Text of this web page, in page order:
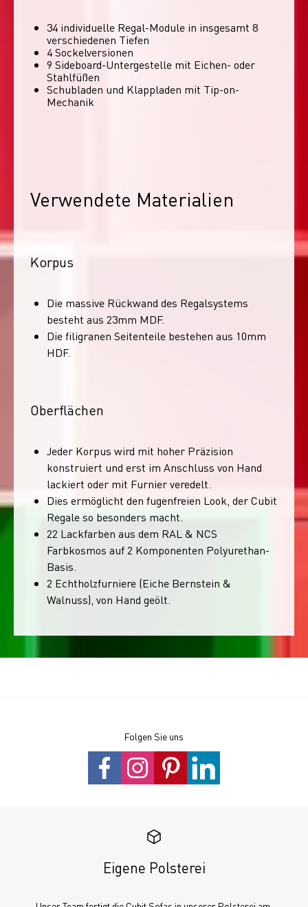
34 individuelle Regal-Module​ in insgesamt 8
verschiedenen Tiefen
4 Sockelversionen​
9 Sideboard-Untergestelle mit Eichen- oder
Stahlfüßen
Schubladen und Klappladen mit Tip-on-
Mechanik
Verwendete Materialien
Korpus
Die massive Rückwand des Regalsystems
besteht aus 23mm MDF.
Die filigranen Seitenteile bestehen aus 10mm
HDF.
Oberflächen
Jeder Korpus wird mit hoher Präzision
konstruiert und erst im Anschluss von Hand
lackiert oder mit Furnier veredelt.
Dies ermöglicht den fugenfreien Look, der Cubit
Regale so besonders macht.
22 Lackfarben aus dem RAL & NCS
Farbkosmos auf 2 Komponenten Polyurethan-
Basis.
2 Echtholzfurniere (Eiche Bernstein &
Walnuss), von Hand geölt.
Folgen Sie uns
Eigene Polsterei